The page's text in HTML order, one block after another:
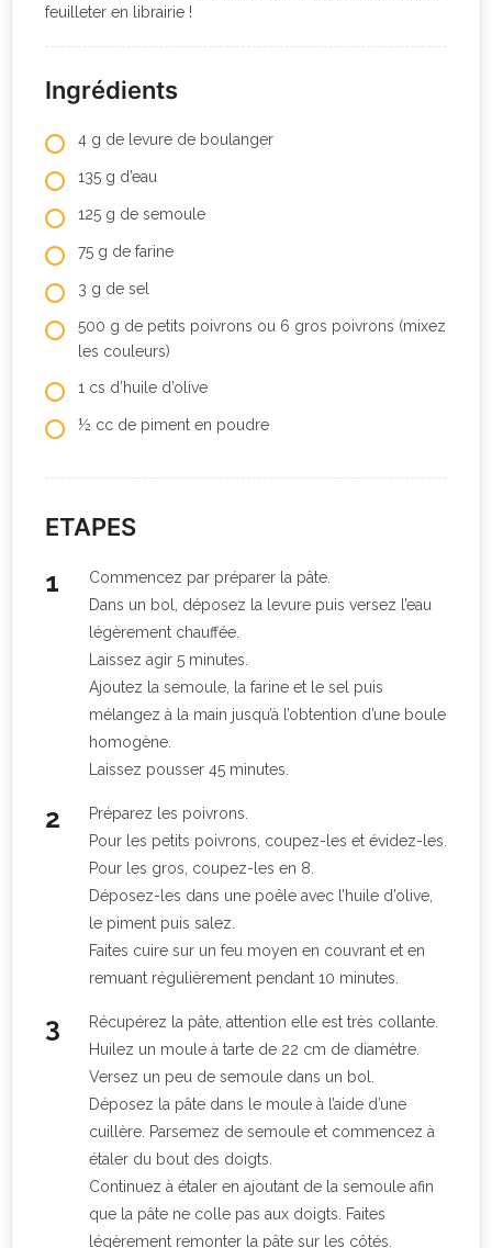
feuilleter en librairie !
Ingrédients
4 g de levure de boulanger
135 g d’eau
125 g de semoule
75 g de farine
3 g de sel
500 g de petits poivrons ou 6 gros poivrons (mixez
les couleurs)
1 cs d’huile d’olive
½ cc de piment en poudre
ETAPES
Commencez par préparer la pâte.
Dans un bol, déposez la levure puis versez l’eau
légèrement chauffée.
Laissez agir 5 minutes.
Ajoutez la semoule, la farine et le sel puis
mélangez à la main jusqu’à l’obtention d’une boule
homogène.
Laissez pousser 45 minutes.
Préparez les poivrons.
Pour les petits poivrons, coupez-les et évidez-les.
Pour les gros, coupez-les en 8.
Déposez-les dans une poêle avec l’huile d’olive,
le piment puis salez.
Faites cuire sur un feu moyen en couvrant et en
remuant régulièrement pendant 10 minutes.
Récupérez la pâte, attention elle est très collante.
Huilez un moule à tarte de 22 cm de diamètre.
Versez un peu de semoule dans un bol.
Déposez la pâte dans le moule à l’aide d’une
cuillère. Parsemez de semoule et commencez à
étaler du bout des doigts.
Continuez à étaler en ajoutant de la semoule afin
que la pâte ne colle pas aux doigts. Faites
légèrement remonter la pâte sur les côtés.